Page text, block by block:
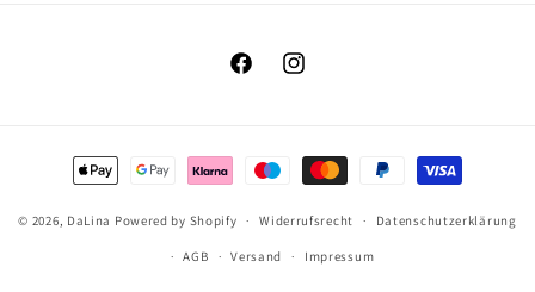
FacebookInstagram
Zahlungsmethoden
© 2026, DaLina Powered by Shopify Widerrufsrecht Datenschutzerklärung
AGB Versand Impressum